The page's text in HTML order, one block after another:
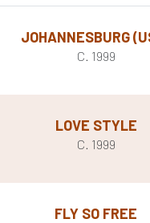
JOHANNESBURG
C. 1999
LOVE STYLE
C. 1999
FLY SO FREE